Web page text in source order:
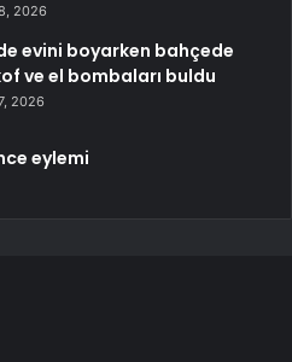
2026
evini boyarken bahçede
ve el bombaları buldu
2026
eylemi